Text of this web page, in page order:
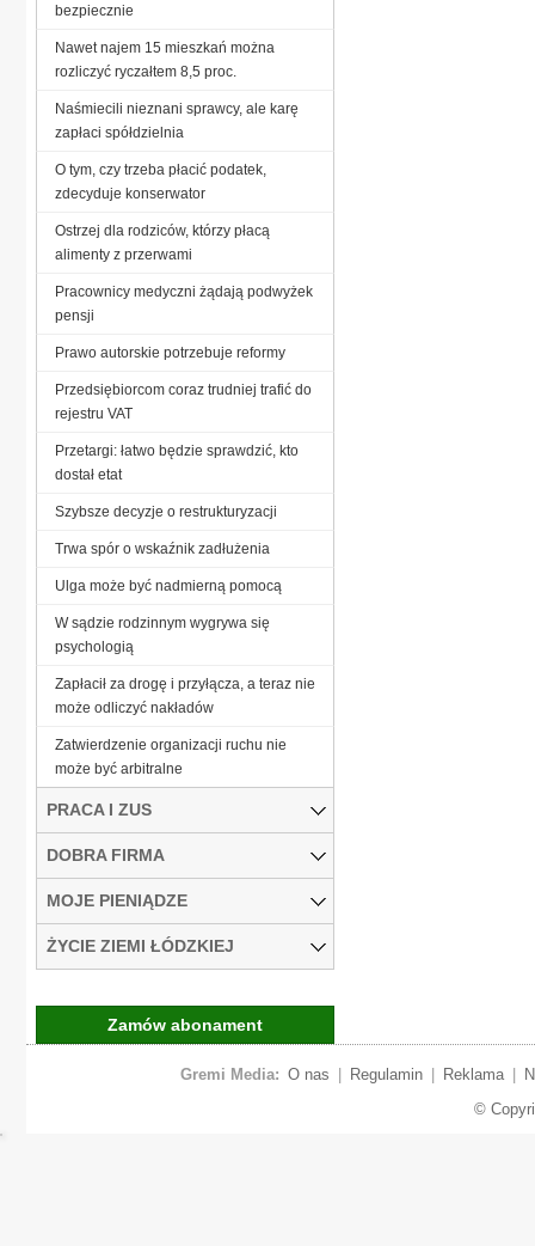
bezpiecznie
Nawet najem 15 mieszkań można
rozliczyć ryczałtem 8,5 proc.
Naśmiecili nieznani sprawcy, ale karę
zapłaci spółdzielnia
O tym, czy trzeba płacić podatek,
zdecyduje konserwator
Ostrzej dla rodziców, którzy płacą
alimenty z przerwami
Pracownicy medyczni żądają podwyżek
pensji
Prawo autorskie potrzebuje reformy
Przedsiębiorcom coraz trudniej trafić do
rejestru VAT
Przetargi: łatwo będzie sprawdzić, kto
dostał etat
Szybsze decyzje o restrukturyzacji
Trwa spór o wskaźnik zadłużenia
Ulga może być nadmierną pomocą
W sądzie rodzinnym wygrywa się
psychologią
Zapłacił za drogę i przyłącza, a teraz nie
może odliczyć nakładów
Zatwierdzenie organizacji ruchu nie
może być arbitralne
PRACA I ZUS
DOBRA FIRMA
MOJE PIENIĄDZE
ŻYCIE ZIEMI ŁÓDZKIEJ
Zamów abonament
Gremi Media: O nas Regulamin Reklama
©